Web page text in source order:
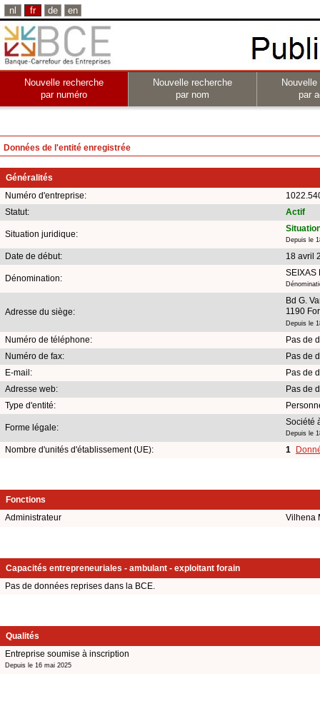
nl fr de en
Nouvelle recherche
par numéro
Nouvelle recherche
par nom
par
Données de l'entité enregistrée
Généralités
Numéro d'entreprise:
Statut:
Actif
Situation juridique:
Depuis le
Date de début: 18 avril
Dénomination:
SEIXAS
Adresse du siège:
Bd G.
1190
Depuis le
Numéro de téléphone:
Pas de
Numéro de fax:
Pas de
E-mail:
Pas de
Adresse web:
Pas de
Type d'entité:
Forme légale:
Société
Depuis le
Nombre d'unités d'établissement (UE): 1
Fonctions
Administrateur
Vilhena
Capacités entrepreneuriales - ambulant - exploitant forain
Pas de données reprises dans la BCE.
Qualités
Entreprise soumise à inscription
Depuis le 16 mai 2025